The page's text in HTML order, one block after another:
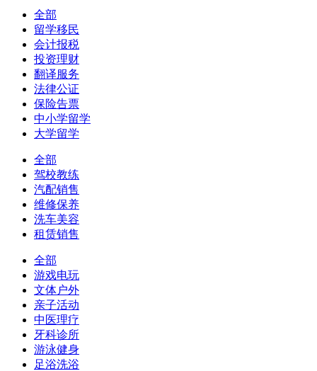
全部
留学移民
会计报税
投资理财
翻译服务
法律公证
保险告票
中小学留学
大学留学
全部
驾校教练
汽配销售
维修保养
洗车美容
租赁销售
全部
游戏电玩
文体户外
亲子活动
中医理疗
牙科诊所
游泳健身
足浴洗浴